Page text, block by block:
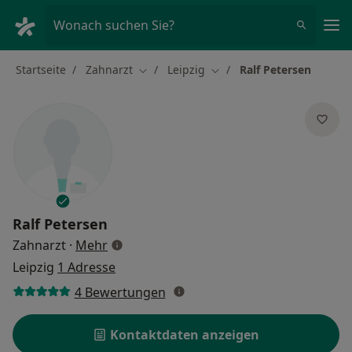
Wonach suchen Sie?
Startseite Zahnarzt Stadt ändern
Leipzig Stadt ändern
Ralf Petersen
Ralf Petersen
Zahnarzt · Mehrüber Spezialisierungen
Leipzig 1 Adresse
4 Bewertungen
Kontaktdaten anzeigen